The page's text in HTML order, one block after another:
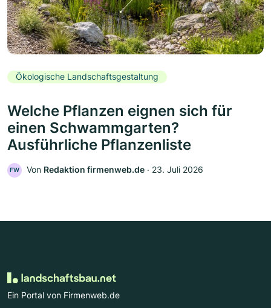
Ökologische Landschaftsgestaltung
Welche Pflanzen eignen sich für
einen Schwammgarten?
Ausführliche Pflanzenliste
FW Von Redaktion firmenweb.de ‧ 23. Juli 2026
Ein Portal von Firmenweb.de